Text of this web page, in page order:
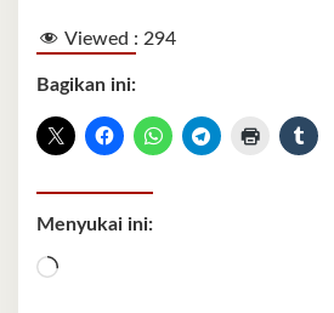
Viewed : 294
Bagikan ini:
Menyukai ini:
Memuat...